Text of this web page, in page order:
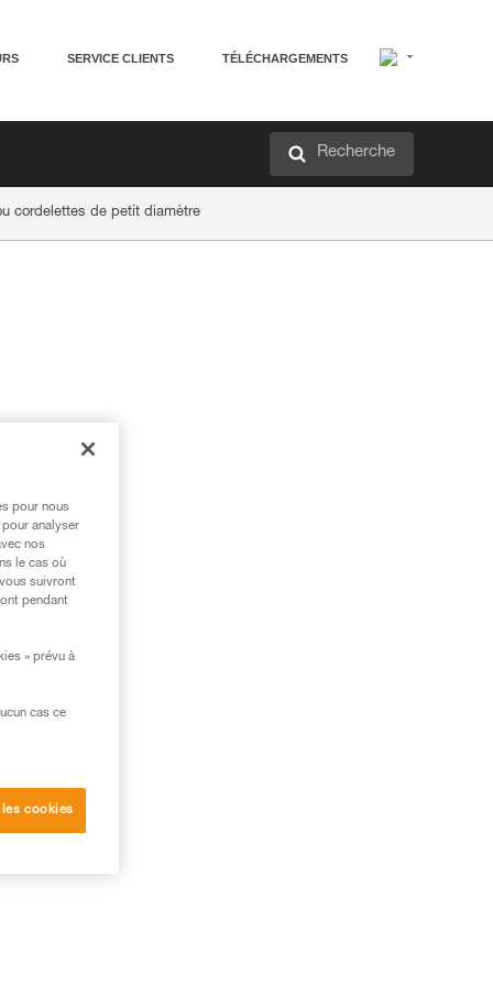
SERVICE CLIENTS TÉLÉCHARGEMENTS
Recherche
cordelettes de petit diamètre
pour nous
analyser
nos
le cas où
suivront
pendant
» prévu à
cas ce
cookies